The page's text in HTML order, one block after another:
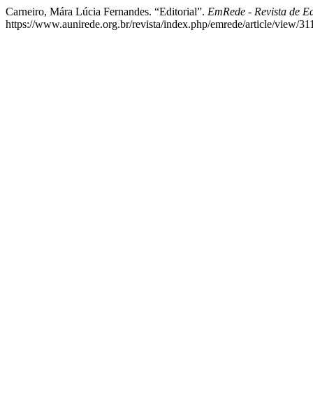
Carneiro, Mára Lúcia Fernandes. “Editorial”. EmRede - Revista de
https://www.aunirede.org.br/revista/index.php/emrede/article/view/